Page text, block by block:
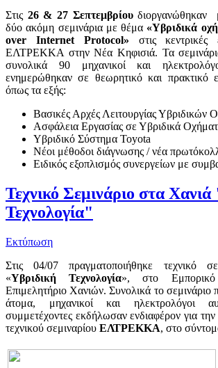
Στις 26 & 27 Σεπτεμβρίουδιοργανώθηκαν
δύο ακόμη σεμινάρια με θέμα «Υβριδικά
over Internet Protocol» στις κεντρικές
ΕΛΤΡΕΚΚΑ στην Νέα Κηφισιά. Τα
συνολικά 90 μηχανικοί και
ενημερώθηκαν σε θεωρητικό και πρακτικό
όπως τα εξής:
Βασικές Αρχές Λειτουργίας Υβριδικών
Ασφάλεια Εργασίας σε Υβριδικά
Υβριδικό Σύστημα Toyota
Νέοι μέθοδοι διάγνωσης / νέα
Ειδικός εξοπλισμός συνεργείων με
Τεχνικό Σεμινάριο στα
Τεχνολογία"
Εκτύπωση
Στις 04/07 πραγματοποιήθηκε τεχνικό
«Υβριδική Τεχνολογία», στο
Επιμελητήριο Χανιών. Συνολικά το
άτομα, μηχανικοί και ηλεκτρολόγοι
συμμετέχοντες εκδήλωσαν ενδιαφέρον για
τεχνικού σεμιναρίου ΕΛΤΡΕΚΚΑ, στο